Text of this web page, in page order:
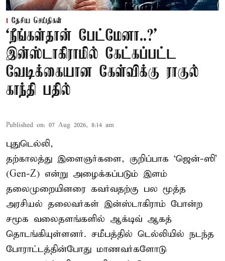
தேசிய செய்திகள்
‘நீங்கள்தான் பேட்மேனா..?’
இன்ஸ்டாகிராமில் கேட்கப்பட்ட
வேடிக்கையான கேள்விக்கு ராகுல்
காந்தி பதில்
Published on: 07 Aug 2026, 8:14 am
புதுடெல்லி,
தற்காலத்து இளைஞர்களை, குறிப்பாக ‘ஜென்-ஸி’
(Gen-Z) என்று அழைக்கப்படும் இளம்
தலைமுறையினரை கவர்வதற்கு பல மூத்த
அரசியல் தலைவர்கள் இன்ஸ்டாகிராம் போன்ற
சமூக வலைதளங்களில் ஆக்டிவ் ஆகத்
தொடங்கியுள்ளனர். சமீபத்தில் டெல்லியில் நடந்த
போராட்டத்தின்போது மாணவர்களோடு